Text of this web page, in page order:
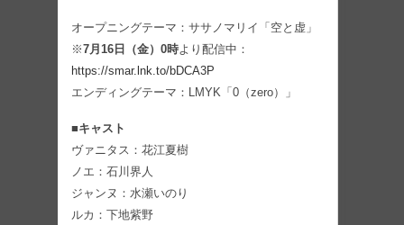
オープニングテーマ：ササノマリイ「空と虚」
※7月16日（金）0時より配信中：
https://smar.lnk.to/bDCA3P
エンディングテーマ：LMYK「0（zero）」
■キャスト
ヴァニタス：花江夏樹
ノエ：石川界人
ジャンヌ：水瀬いのり
ルカ：下地紫野